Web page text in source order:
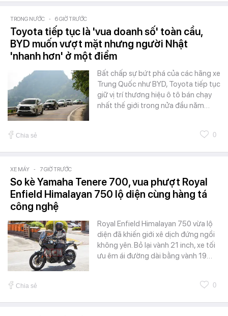
TRONG NƯỚC - 6 GIỜ TRƯỚC
Toyota tiếp tục là 'vua doanh số' toàn cầu,
BYD muốn vượt mặt nhưng người Nhật
'nhanh hơn' ở một điểm
Bất chấp sự bứt phá của các hãng xe
Trung Quốc như BYD, Toyota tiếp tục
giữ vị trí thương hiệu ô tô bán chạy
nhất thế giới trong nửa đầu năm…
Chia sẻ 0
XE MÁY - 7 GIỜ TRƯỚC
So kè Yamaha Tenere 700, vua phượt Royal
Enfield Himalayan 750 lộ diện cùng hàng tá
công nghệ
Royal Enfield Himalayan 750 vừa lộ
diện đã khiến giới xê dịch đứng ngồi
không yên. Bỏ lại vành 21 inch, xe tối
ưu êm ái đường dài bằng vành 19…
Chia sẻ 0